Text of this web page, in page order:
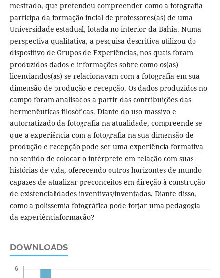
mestrado, que pretendeu compreender como a fotografia
participa da formação incial de professores(as) de uma
Universidade estadual, lotada no interior da Bahia. Numa
perspectiva qualitativa, a pesquisa descritiva utilizou do
dispositivo de Grupos de Experiências, nos quais foram
produzidos dados e informações sobre como os(as)
licenciandos(as) se relacionavam com a fotografia em sua
dimensão de produção e recepção. Os dados produzidos no
campo foram analisados a partir das contribuições das
hermenêuticas filosóficas. Diante do uso massivo e
automatizado da fotografia na atualidade, compreende-se
que a experiência com a fotografia na sua dimensão de
produção e recepção pode ser uma experiência formativa
no sentido de colocar o intérprete em relação com suas
histórias de vida, oferecendo outros horizontes de mundo
capazes de atualizar preconceitos em direção à construção
de existencialidades inventivas/inventadas. Diante disso,
como a polissemia fotográfica pode forjar uma pedagogia
da experiênciaformação?
DOWNLOADS